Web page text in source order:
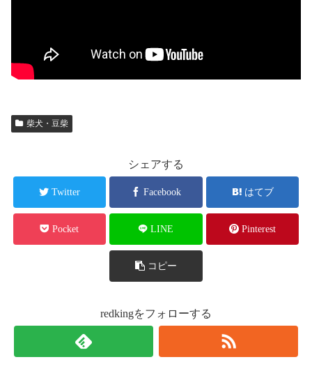
柴犬・豆柴
シェアする
Twitter Facebook はてブ
Pocket LINE Pinterest
コピー
redkingをフォローする